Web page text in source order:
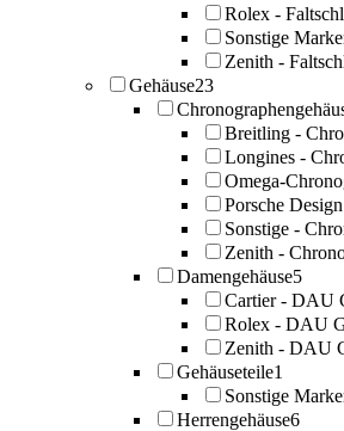
Rolex -
Sonstige
Zenith -
Gehäuse23
Breitling -
Longines -
Omega-
Porsche
Sonstige -
Zenith -
Damengehäuse5
Cartier - DAU
Rolex - DAU
Zenith - DAU
Gehäuseteile1
Sonstige
Herrengehäuse6